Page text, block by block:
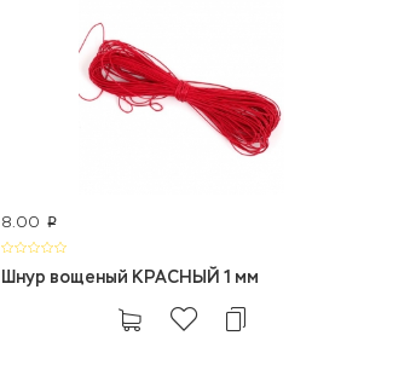
8.00 p
Шнур вощеный КРАСНЫЙ 1 мм